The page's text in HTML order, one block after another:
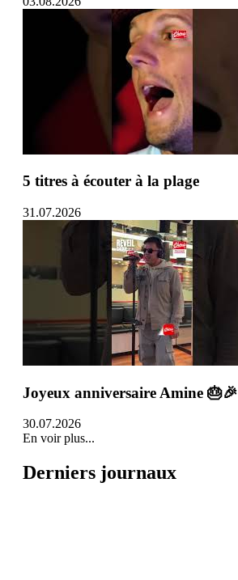
5 titres à écouter à la plage
31.07.2026
Joyeux anniversaire Amine 🎂🎉
30.07.2026
En voir plus...
Derniers journaux